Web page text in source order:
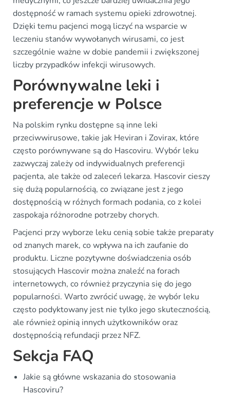
dostępność w ramach systemu opieki zdrowotnej.
Dzięki temu pacjenci mogą liczyć na wsparcie w
leczeniu stanów wywołanych wirusami, co jest
szczególnie ważne w dobie pandemii i zwiększonej
liczby przypadków infekcji wirusowych.
Porównywalne leki i
preferencje w Polsce
Na polskim rynku dostępne są inne leki
przeciwwirusowe, takie jak Heviran i Zovirax, które
często porównywane są do Hascoviru. Wybór leku
zazwyczaj zależy od indywidualnych preferencji
pacjenta, ale także od zaleceń lekarza. Hascovir cieszy
się dużą popularnością, co związane jest z jego
dostępnością w różnych formach podania, co z kolei
zaspokaja różnorodne potrzeby chorych.
Pacjenci przy wyborze leku cenią sobie także preparaty
od znanych marek, co wpływa na ich zaufanie do
produktu. Liczne pozytywne doświadczenia osób
stosujących Hascovir można znaleźć na forach
internetowych, co również przyczynia się do jego
popularności. Warto zwrócić uwagę, że wybór leku
często podyktowany jest nie tylko jego skutecznością,
ale również opinią innych użytkowników oraz
dostępnością refundacji przez NFZ.
Sekcja FAQ
Jakie są główne wskazania do stosowania
Hascoviru?